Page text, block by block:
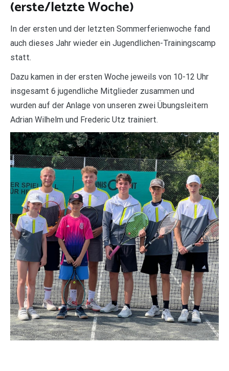
(erste/letzte Woche)
In der ersten und der letzten Sommerferienwoche fand
auch dieses Jahr wieder ein Jugendlichen-Trainingscamp
statt.
Dazu kamen in der ersten Woche jeweils von 10-12 Uhr
insgesamt 6 jugendliche Mitglieder zusammen und
wurden auf der Anlage von unseren zwei Übungsleitern
Adrian Wilhelm und Frederic Utz trainiert.